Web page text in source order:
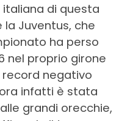
italiana di questa
Juventus, che
ha perso
nel proprio girone
record negativo
infatti è stata
grandi orecchie,